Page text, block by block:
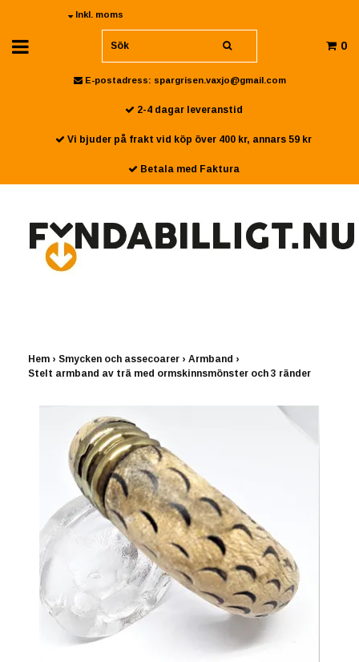
Inkl. moms
0
E-postadress: spargrisen.vaxjo@gmail.com
2-4 dagar leveranstid
Vi bjuder på frakt vid köp över 400 kr, annars 59 kr
Betala med Faktura
Hem › Smycken och assecoarer › Armband ›
Stelt armband av trä med ormskinnsmönster och 3 ränder